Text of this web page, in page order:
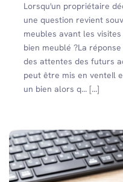
Lorsqu'un propriétaire
une question revient
meubles avant les
bien meublé ?La
des attentes des futurs
peut être mis en venteIl
un bien alors q... [...]